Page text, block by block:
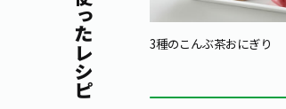
3種のこんぶ茶おにぎり